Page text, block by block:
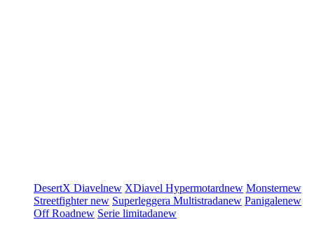
DesertX Diavelnew XDiavel Hypermotardnew Monsternew
Streetfighternew Superleggera Multistradanew Panigalenew
Off Roadnew Serie limitadanew